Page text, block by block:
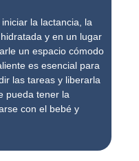
la lactancia, la
y en un lugar
un espacio cómodo
es esencial para
las tareas y liberarla
pueda tener la
con el bebé y